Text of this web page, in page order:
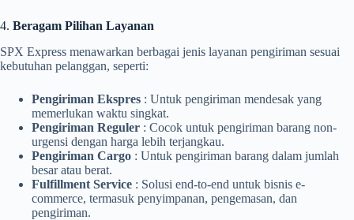
4. Beragam Pilihan Layanan
SPX Express menawarkan berbagai jenis layanan pengiriman sesuai
kebutuhan pelanggan, seperti:
Pengiriman Ekspres : Untuk pengiriman mendesak yang
memerlukan waktu singkat.
Pengiriman Reguler : Cocok untuk pengiriman barang non-
urgensi dengan harga lebih terjangkau.
Pengiriman Cargo : Untuk pengiriman barang dalam jumlah
besar atau berat.
Fulfillment Service : Solusi end-to-end untuk bisnis e-
commerce, termasuk penyimpanan, pengemasan, dan
pengiriman.